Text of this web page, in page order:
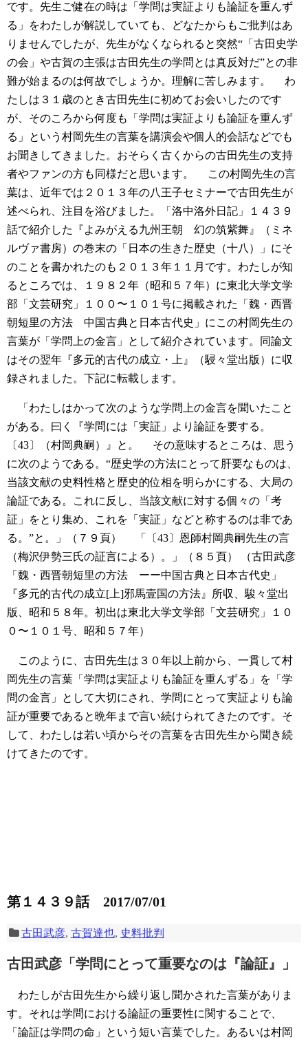
です。先生ご健在の時は「学問は実証よりも論証を重んず
る」をわたしが解説していても、どなたからもご批判はあ
りませんでしたが、先生がなくなられると突然“「古田史学
の会」や古賀の主張は古田先生の学問とは真反対だ”との非
難が始まるのは何故でしょうか。理解に苦しみます。
わ
たしは３１歳のとき古田先生に初めてお会いしたのです
が、そのころから何度も「学問は実証よりも論証を重んず
る」という村岡先生の言葉を講演会や個人的会話などでも
お聞きしてきました。おそらく古くからの古田先生の支持
者やファンの方も同様だと思います。
この村岡先生の言
葉は、近年では２０１３年の八王子セミナーで古田先生が
述べられ、注目を浴びました。「洛中洛外日記」１４３９
話で紹介した『よみがえる九州王朝 幻の筑紫舞』（ミネ
ルヴァ書房）の巻末の「日本の生きた歴史（十八）」にそ
のことを書かれたのも２０１３年１１月です。わたしが知
るところでは、１９８２年（昭和５７年）に東北大学文学
部「文芸研究」１００〜１０１号に掲載された「魏・西晋
朝短里の方法 中国古典と日本古代史」にこの村岡先生の
言葉が「学問上の金言」として紹介されています。同論文
はその翌年『多元的古代の成立・上』（駸々堂出版）に収
録されました。下記に転載します。
「わたしはかって次のような学問上の金言を聞いたこと
がある。曰く『学問には「実証」より論証を要する。
〔43〕（村岡典嗣）』と。
その意味するところは、思う
に次のようである。“歴史学の方法にとって肝要なものは、
当該文献の史料性格と歴史的位相を明らかにする、大局の
論証である。これに反し、当該文献に対する個々の「考
証」をとり集め、これを「実証」などと称するのは非であ
る。”と。」（７９頁）
「〔43〕恩師村岡典嗣先生の言
（梅沢伊勢三氏の証言による）。」（８５頁）
（古田武彦
「魏・西晋朝短里の方法 ーー中国古典と日本古代史」
『多元的古代の成立[上]邪馬壹国の方法』所収、駿々堂出
版、昭和５８年。初出は東北大学文学部「文芸研究」１０
０〜１０１号、昭和５７年）
このように、古田先生は３０年以上前から、一貫して村
岡先生の言葉「学問は実証よりも論証を重んずる」を「学
問の金言」として大切にされ、学問にとって実証よりも論
証が重要であると晩年まで言い続けられてきたのです。そ
して、わたしは若い頃からその言葉を古田先生から聞き続
けてきたのです。
第１４３９話 2017/07/01
古田武彦, 古賀達也, 史料批判
古田武彦「学問にとって重要なのは『論証』」
わたしが古田先生から繰り返し聞かされた言葉がありま
す。それは学問における論証の重要性に関することで、
「論証は学問の命」という短い言葉でした。あるいは村岡